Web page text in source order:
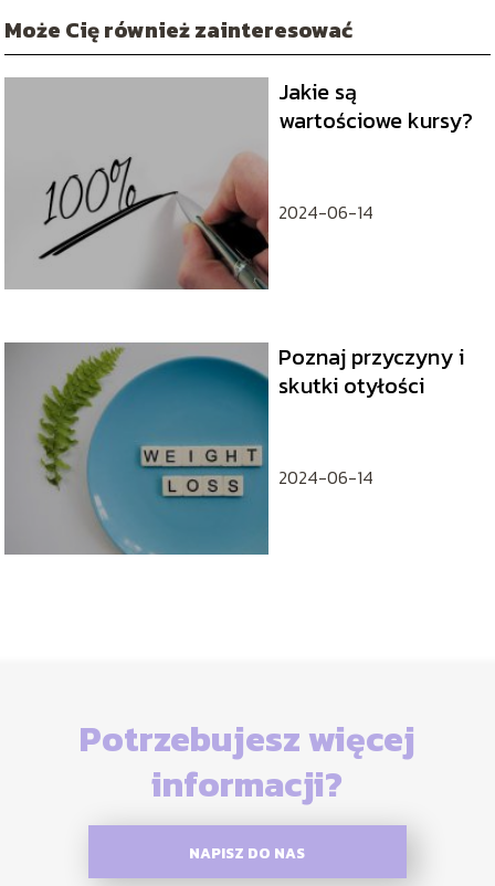
Może Cię również zainteresować
Jakie są
wartościowe kursy?
2024-06-14
Poznaj przyczyny i
skutki otyłości
2024-06-14
Potrzebujesz więcej
informacji?
NAPISZ DO NAS